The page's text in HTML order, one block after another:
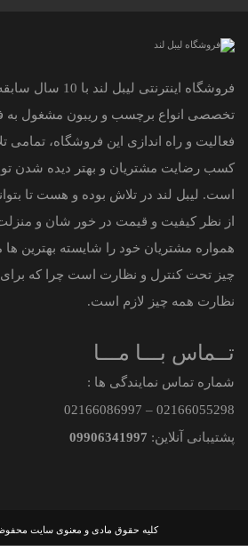
فروشگاه اینترنتی
تخصصی انواع برچسب و ریبون مشغول به
فعالیت و راه اندازی این فروشگاه،
کسب رضایت مشتریان و بهتر دیده شدن
است. لیبل لند در تلاش بوده و هست تا
از نظر کیفیت و قیمت در خور شان و
همواره مشتریان خود را شایسته بهترین ها
چیز تحت کنترل و نظارت است چرا که برای
نظارت همه چیز لازم است.
تــماس بـــا مـــا
شماره تماس نمایندگی ها :
02166055298
–
02166086997
پشتیبانی آنلاین: 09906341997
کلیه حقوق مادی و معنوی سایت محفوظ